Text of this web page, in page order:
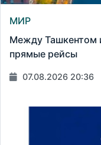
МИР
Между Ташкентом
прямые рейсы
07.08.2026 20:36